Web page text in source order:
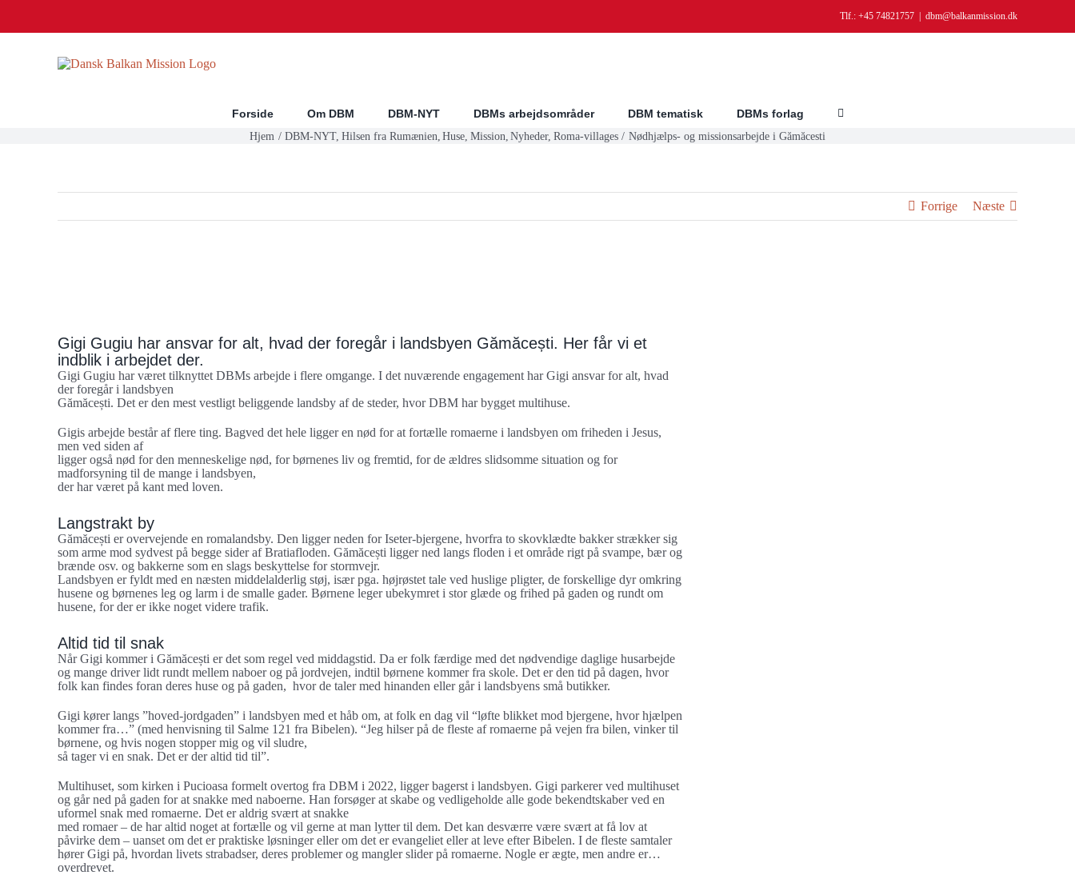
content
Tlf.: +45 74821757 dbm@balkanmission.dk
Forside Om DBM DBM-NYT DBMs arbejdsområder DBM tematisk DBMs forlag
Hjem DBM-NYT Hilsen fra Rumænien Huse Mission Nyheder Roma-villages Nødhjælps- og missionsarbejde i Gămăcesti
Forrige Næste
Gigi Gugiu har ansvar for alt, hvad der foregår i landsbyen Gămăcești. Her får vi et
indblik i arbejdet der.
Gigi Gugiu har været tilknyttet DBMs arbejde i flere omgange. I det nuværende engagement har Gigi ansvar for alt, hvad
der foregår i landsbyen
Gămăcești. Det er den mest vestligt beliggende landsby af de steder, hvor DBM har bygget multihuse.
Gigis arbejde består af flere ting. Bagved det hele ligger en nød for at fortælle romaerne i landsbyen om friheden i Jesus,
men ved siden af
ligger også nød for den menneskelige nød, for børnenes liv og fremtid, for de ældres slidsomme situation og for
madforsyning til de mange i landsbyen,
der har været på kant med loven.
Langstrakt by
Gămăcești er overvejende en romalandsby. Den ligger neden for Iseter-bjergene, hvorfra to skovklædte bakker strækker sig
som arme mod sydvest på begge sider af Bratiafloden. Gămăcești ligger ned langs floden i et område rigt på svampe, bær og
brænde osv. og bakkerne som en slags beskyttelse for stormvejr.
Landsbyen er fyldt med en næsten middelalderlig støj, især pga. højrøstet tale ved huslige pligter, de forskellige dyr omkring
husene og børnenes leg og larm i de smalle gader. Børnene leger ubekymret i stor glæde og frihed på gaden og rundt om
husene, for der er ikke noget videre trafik.
Altid tid til snak
Når Gigi kommer i Gămăcești er det som regel ved middagstid. Da er folk færdige med det nødvendige daglige husarbejde
og mange driver lidt rundt mellem naboer og på jordvejen, indtil børnene kommer fra skole. Det er den tid på dagen, hvor
folk kan findes foran deres huse og på gaden, hvor de taler med hinanden eller går i landsbyens små butikker.
Gigi kører langs ”hoved-jordgaden” i landsbyen med et håb om, at folk en dag vil “løfte blikket mod bjergene, hvor hjælpen
kommer fra…” (med henvisning til Salme 121 fra Bibelen). “Jeg hilser på de fleste af romaerne på vejen fra bilen, vinker til
børnene, og hvis nogen stopper mig og vil sludre,
så tager vi en snak. Det er der altid tid til”.
Multihuset, som kirken i Pucioasa formelt overtog fra DBM i 2022, ligger bagerst i landsbyen. Gigi parkerer ved multihuset
og går ned på gaden for at snakke med naboerne. Han forsøger at skabe og vedligeholde alle gode bekendtskaber ved en
uformel snak med romaerne. Det er aldrig svært at snakke
med romaer – de har altid noget at fortælle og vil gerne at man lytter til dem. Det kan desværre være svært at få lov at
påvirke dem – uanset om det er praktiske løsninger eller om det er evangeliet eller at leve efter Bibelen. I de fleste samtaler
hører Gigi på, hvordan livets strabadser, deres problemer og mangler slider på romaerne. Nogle er ægte, men andre er…
overdrevet.